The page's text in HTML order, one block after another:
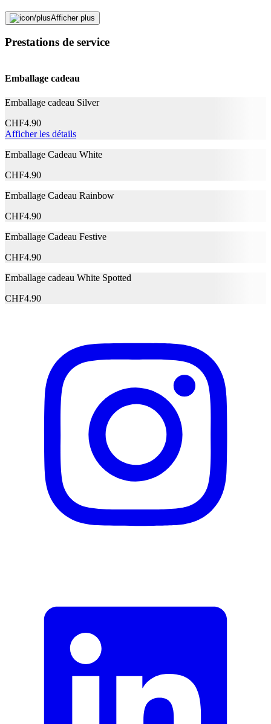
Nom du fabricant
Garantie du fabricant
Signaler une erreur
Description
Adresse e-mail (facultatif)
Signaler des données erronées
Afficher plus
Prestations de service
Emballage cadeau
Emballage cadeau Silver
CHF4.90
Afficher les détails
Emballage Cadeau White
CHF4.90
Emballage Cadeau Rainbow
CHF4.90
Emballage Cadeau Festive
CHF4.90
Emballage cadeau White Spotted
CHF4.90